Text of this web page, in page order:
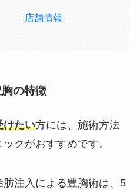
店舗情報
の特徴
けたい方には、施術方法
クがおすすめです。
注入による豊胸術は、5